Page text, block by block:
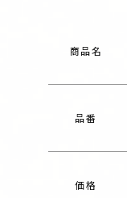
商品名
品番
価格